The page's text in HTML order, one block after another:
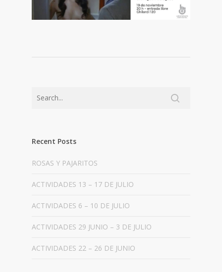
Recent Posts
ROSAS Y PAJARITOS
ACTIVIDADES 13 – 17 DE JULIO
ACTIVIDADES 6 – 10 DE JULIO
ACTIVIDADES 29 JUNIO – 3 DE JULIO
ACTIVIDADES 22 – 26 DE JUNIO